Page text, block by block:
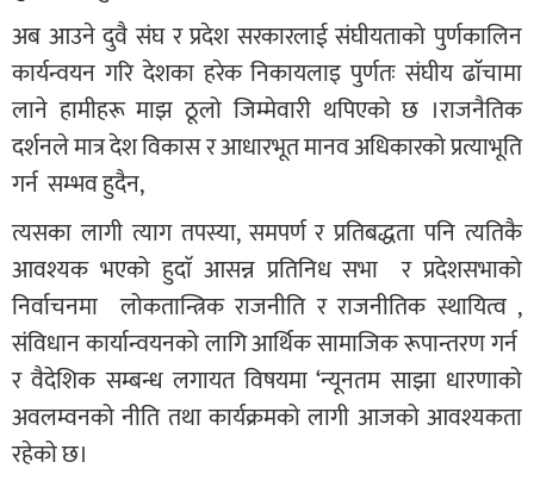
अब आउने दुवै संघ र प्रदेश सरकारलाई संघीयताको पुर्णकालिन
कार्यन्वयन गरि देशका हरेक निकायलाइ पुर्णतः संघीय ढाॅचामा
लाने हामीहरू माझ ठूलो जिम्मेवारी थपिएको छ ।राजनैतिक
दर्शनले मात्र देश विकास र आधारभूत मानव अधिकारको प्रत्याभूति
गर्न सम्भव हुदैन,
त्यसका लागी त्याग तपस्या, समपर्ण र प्रतिबद्धता पनि त्यतिकै
आवश्यक भएको हुदाॅ आसन्न प्रतिनिध सभा र प्रदेशसभाको
निर्वाचनमा लोकतान्त्रिक राजनीति र राजनीतिक स्थायित्व ,
संविधान कार्यान्वयनको लागि आर्थिक सामाजिक रूपान्तरण गर्न
र वैदेशिक सम्बन्ध लगायत विषयमा ‘न्यूनतम साझा धारणाको
अवलम्वनको नीति तथा कार्यक्रमको लागी आजको आवश्यकता
रहेको छ।